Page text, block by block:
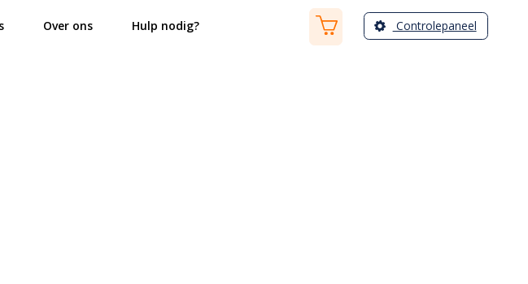
Over ons Hulp nodig? Controlepaneel